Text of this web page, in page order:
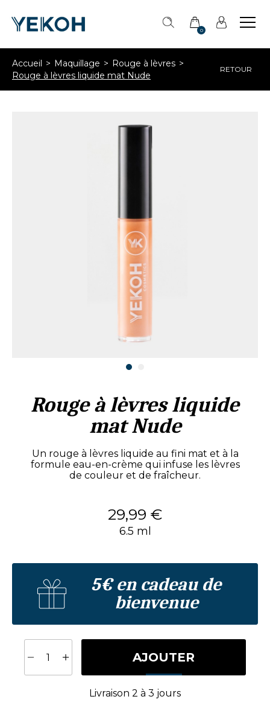
0
RETOUR
Accueil Maquillage
Rouge à lèvres
Rouge à lèvres liquide mat Nude
Rouge à lèvres liquide
mat Nude
Un rouge à lèvres liquide au fini mat et à la
formule eau-en-crème qui infuse les lèvres
de couleur et de fraîcheur.
29,99 €
6.5 ml
5€ en cadeau de
bienvenue
AJOUTER
Livraison 2 à 3 jours